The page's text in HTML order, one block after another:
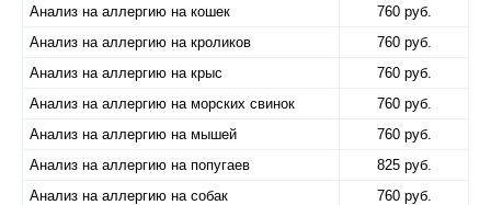
Анализ на аллергию на кошек
760 руб.
Анализ на аллергию на кроликов
760 руб.
Анализ на аллергию на крыс
760 руб.
Анализ на аллергию на морских свинок
760 руб.
Анализ на аллергию на мышей
760 руб.
Анализ на аллергию на попугаев
825 руб.
Анализ на аллергию на собак
760 руб.